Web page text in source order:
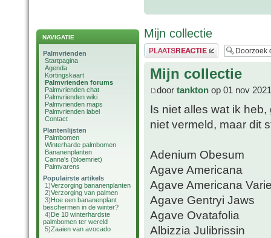
NAVIGATIE
Palmvrienden
Startpagina
Agenda
Kortingskaart
Palmvrienden forums
Palmvrienden chat
Palmvrienden wiki
Palmvrienden maps
Palmvrienden label
Contact
Plantenlijsten
Palmbomen
Winterharde palmbomen
Bananenplanten
Canna's (bloemriet)
Palmvarens
Populairste artikels
1)Verzorging bananenplanten
2)Verzorging van palmen
3)Hoe een bananenplant
beschermen in de winter?
4)De 10 winterhardste
palmbomen ter wereld
5)Zaaien van avocado
Mijn collectie
Plaats een reactie
Mijn collectie
door tankton op 01 nov
Is niet alles wat ik
niet vermeld, maar dit
Adenium Obesum
Agave Americana
Agave Americana
Agave Gentryi Jaws
Agave Ovatafolia
Albizzia Julibrissin